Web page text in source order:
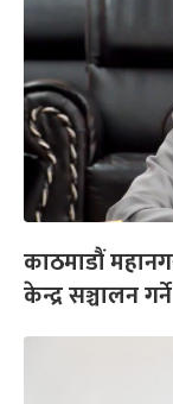
काठमाडौं
केन्द्र सञ्चालन गर्ने